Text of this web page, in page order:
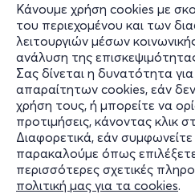
Κάνουμε χρήση cookies με
του περιεχομένου και των
λειτουργιών μέσων
ανάλυση της
Σας δίνεται η δυνατότητα
απαραίτητων cookies, εάν
χρήση τους, ή μπορείτε να
προτιμήσεις, κάνοντας κλικ
Διαφορετικά, εάν
παρακαλούμε όπως
περισσότερες σχετικές
πολιτική μας για τα cookies.